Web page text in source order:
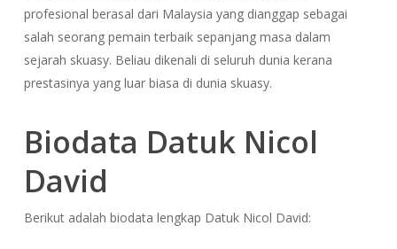
profesional berasal dari Malaysia yang dianggap sebagai
salah seorang pemain terbaik sepanjang masa dalam
sejarah skuasy. Beliau dikenali di seluruh dunia kerana
prestasinya yang luar biasa di dunia skuasy.
Biodata Datuk Nicol
David
Berikut adalah biodata lengkap Datuk Nicol David: